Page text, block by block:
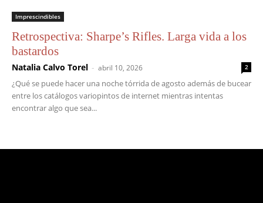
Imprescindibles
Retrospectiva: Sharpe’s Rifles. Larga vida a los
bastardos
Natalia Calvo Torel - abril 10, 2026 2
¿Qué se puede hacer una noche tórrida de agosto además de bucear
entre los catálogos variopintos de internet mientras intentas
encontrar algo que sea...